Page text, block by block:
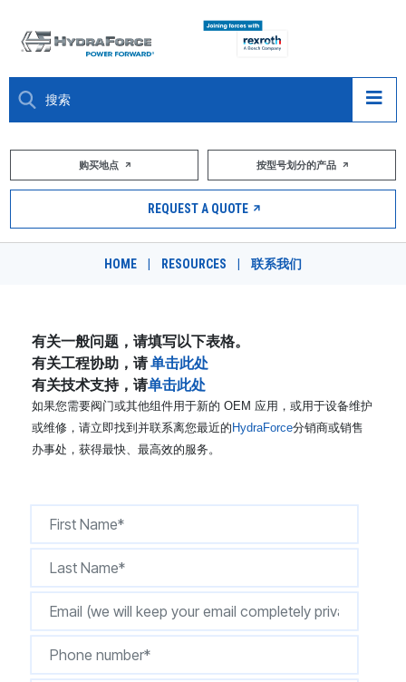
大约关于
市场
职业
DESIGN TOOLS
CONTACT
购买地点
购买地点 按型号划分的产品
REQUEST A QUOTE
HOME RESOURCES 联系我们
有关一般问题，请填写以下表格。
有关工程协助，请单击此处
有关技术支持，请单击此处
如果您需要阀门或其他组件用于新的 OEM 应用，或用于设备维护
或维修，请立即找到并联系离您最近的 HydraForce分销商或销售
办事处，获得最快、最高效的服务。